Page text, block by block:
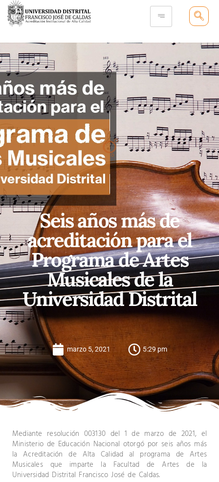
Seis años más de
acreditación para el
Programa de Artes
Musicales de la
Universidad Distrital
marzo 5, 2021 5:29 pm
Mediante resolución 003130 del 1 de marzo de 2021, el
Ministerio de Educación Nacional otorgó por seis años más
la Acreditación de Alta Calidad al programa de Artes
Musicales que imparte la Facultad de Artes de la
Universidad Distrital Francisco José de Caldas.